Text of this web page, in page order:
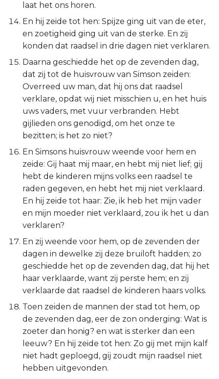
laat het ons horen.
En hij zeide tot hen: Spijze ging uit van de eter,
en zoetigheid ging uit van de sterke. En zij
konden dat raadsel in drie dagen niet verklaren.
Daarna geschiedde het op de zevenden dag,
dat zij tot de huisvrouw van Simson zeiden:
Overreed uw man, dat hij ons dat raadsel
verklare, opdat wij niet misschien u, en het huis
uws vaders, met vuur verbranden. Hebt
gijlieden ons genodigd, om het onze te
bezitten; is het zo niet?
En Simsons huisvrouw weende voor hem en
zeide: Gij haat mij maar, en hebt mij niet lief; gij
hebt de kinderen mijns volks een raadsel te
raden gegeven, en hebt het mij niet verklaard.
En hij zeide tot haar: Zie, ik heb het mijn vader
en mijn moeder niet verklaard, zou ik het u dan
verklaren?
En zij weende voor hem, op de zevenden der
dagen in dewelke zij deze bruiloft hadden; zo
geschiedde het op de zevenden dag, dat hij het
haar verklaarde, want zij perste hem; en zij
verklaarde dat raadsel de kinderen haars volks.
Toen zeiden de mannen der stad tot hem, op
de zevenden dag, eer de zon onderging: Wat is
zoeter dan honig? en wat is sterker dan een
leeuw? En hij zeide tot hen: Zo gij met mijn kalf
niet hadt geploegd, gij zoudt mijn raadsel niet
hebben uitgevonden.